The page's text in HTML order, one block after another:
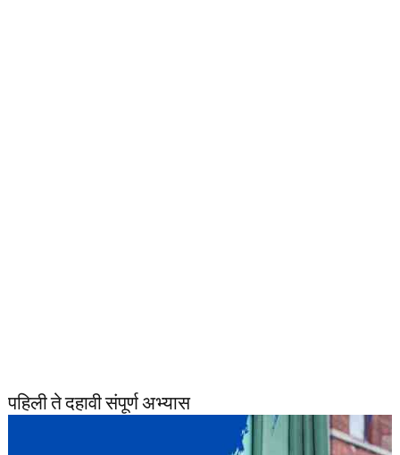
पहिली ते दहावी संपूर्ण अभ्यास